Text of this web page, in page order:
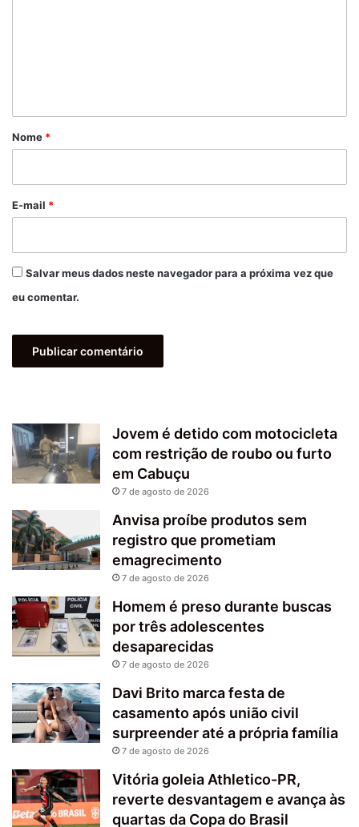
r
*
Nome *
E-mail *
Salvar meus dados neste navegador para a próxima vez que
eu comentar.
Jovem é detido com motocicleta
com restrição de roubo ou furto
em Cabuçu
7 de agosto de 2026
Anvisa proíbe produtos sem
registro que prometiam
emagrecimento
7 de agosto de 2026
Homem é preso durante buscas
por três adolescentes
desaparecidas
7 de agosto de 2026
Davi Brito marca festa de
casamento após união civil
surpreender até a própria família
7 de agosto de 2026
Vitória goleia Athletico-PR,
reverte desvantagem e avança às
quartas da Copa do Brasil